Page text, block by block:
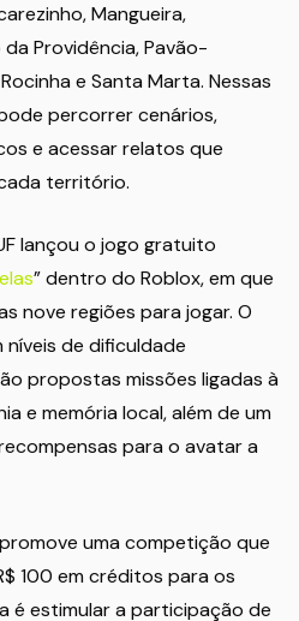
Mangueira,
Providência, Pavão-
e Santa Marta. Nessas
percorrer cenários,
e acessar relatos que
território.
lançou o jogo gratuito
” dentro do Roblox, em que
nove regiões para jogar. O
de dificuldade
propostas missões ligadas à
e memória local, além de um
para o avatar a
uma competição que
100 em créditos para os
é estimular a participação de